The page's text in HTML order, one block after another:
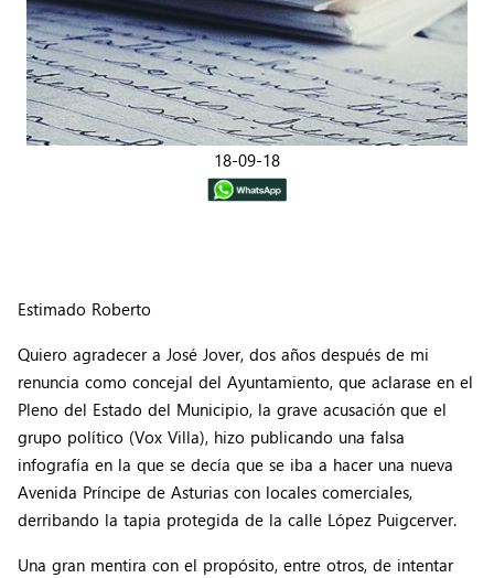
18-09-18
Estimado Roberto
Quiero agradecer a José Jover, dos años después de mi
renuncia como concejal del Ayuntamiento, que aclarase en el
Pleno del Estado del Municipio, la grave acusación que el
grupo político (Vox Villa), hizo publicando una falsa
infografía en la que se decía que se iba a hacer una nueva
Avenida Príncipe de Asturias con locales comerciales,
derribando la tapia protegida de la calle López Puigcerver.
Una gran mentira con el propósito, entre otros, de intentar